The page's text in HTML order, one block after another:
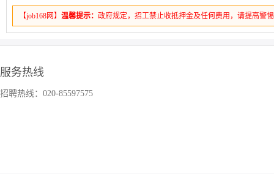
【job168网】 温馨提示： 政府规定，招工禁止收抵押金及任何费用，请提高警
服务热线
招聘热线：020-85597575